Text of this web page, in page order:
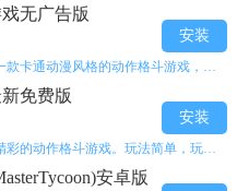
无广告版
安装
免费版
安装
安卓版